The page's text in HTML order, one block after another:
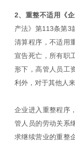
2、重整不适用《
产法》第113条第3
清算程序，不适用
宣告死亡，所有职
形下，高管人员工
利外，对于其他人
企业进入重整程序
管人员的劳动关系
求继续营业的重整